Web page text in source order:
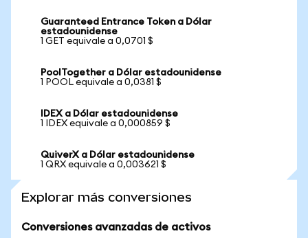
Guaranteed Entrance Token a Dólar
estadounidense
1 GET equivale a 0,0701 $
PoolTogether a Dólar estadounidense
1 POOL equivale a 0,0381 $
IDEX a Dólar estadounidense
1 IDEX equivale a 0,000859 $
QuiverX a Dólar estadounidense
1 QRX equivale a 0,003621 $
Explorar más conversiones
Conversiones avanzadas de activos